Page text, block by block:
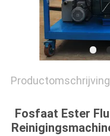
Productomschrijving
Fosfaat Ester